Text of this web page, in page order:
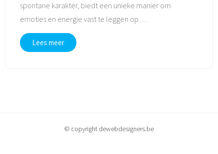
spontane karakter, biedt een unieke manier om
emoties en energie vast te leggen op…
Lees meer
© copyright dewebdesigners.be